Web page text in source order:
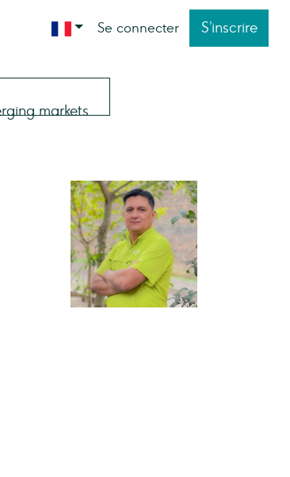
Se connecter S’inscrire